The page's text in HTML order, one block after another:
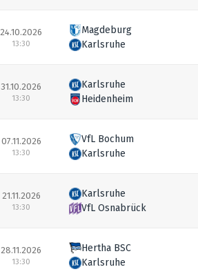
24.10.2026
13:30
Magdeburg
Karlsruhe
31.10.2026
13:30
Karlsruhe
Heidenheim
07.11.2026
13:30
VfL Bochum
Karlsruhe
21.11.2026
13:30
Karlsruhe
VfL Osnabrück
28.11.2026
13:30
Hertha BSC
Karlsruhe